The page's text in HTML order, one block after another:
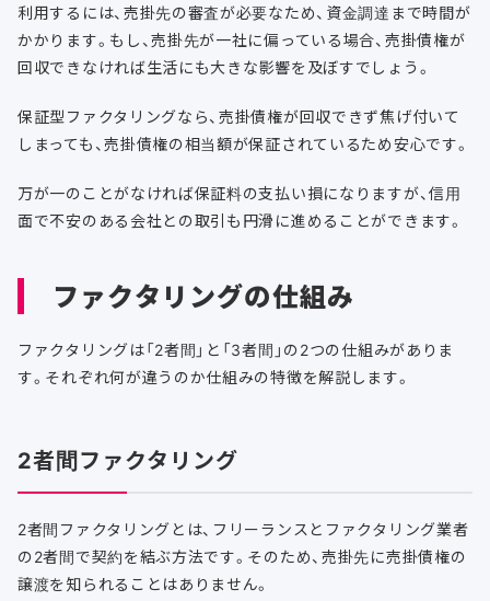
利用するには、売掛先の審査が必要なため、資金調達まで時間が
かかります。もし、売掛先が一社に偏っている場合、売掛債権が
回収できなければ生活にも大きな影響を及ぼすでしょう。
保証型ファクタリングなら、売掛債権が回収できず焦げ付いて
しまっても、売掛債権の相当額が保証されているため安心です。
万が一のことがなければ保証料の支払い損になりますが、信用
面で不安のある会社との取引も円滑に進めることができます。
ファクタリングの仕組み
ファクタリングは「2者間」と「3者間」の2つの仕組みがありま
す。それぞれ何が違うのか仕組みの特徴を解説します。
2者間ファクタリング
2者間ファクタリングとは、フリーランスとファクタリング業者
の2者間で契約を結ぶ方法です。そのため、売掛先に売掛債権の
譲渡を知られることはありません。